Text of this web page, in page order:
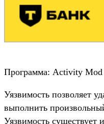
Программа: Activity Mod
Уязвимость позволяет
выполнить
Уязвимость существует